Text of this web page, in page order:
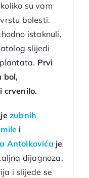
su vam
bolesti.
istaknuli,
slijedi
Prvi
bol,
crvenilo.
zubnih
i
Antolkovića je
dijagnoza,
i slijede se